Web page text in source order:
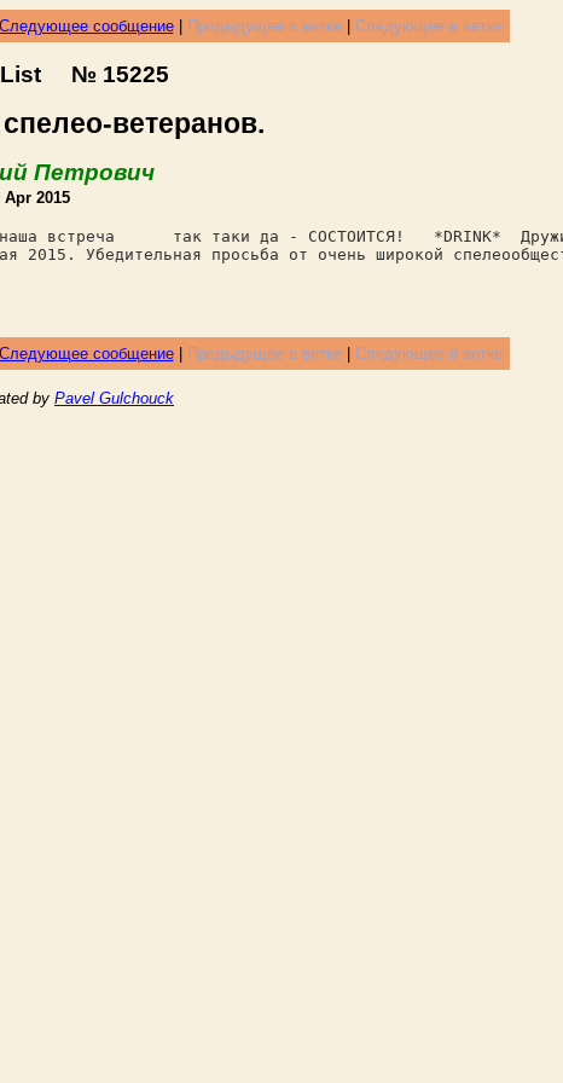
Следующее сообщение| Предыдущее в ветке| Следующее в ветке
List № 15225
ветеранов.
Петрович
Apr 2015
так таки да - СОСТОИТСЯ! *DRINK*
Убедительная просьба от очень широкой
Следующее сообщение| Предыдущее в ветке| Следующее в ветке
by Pavel Gulchouck